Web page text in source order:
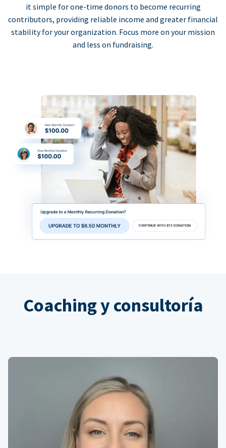
it simple for one-time donors to become recurring
contributors, providing reliable income and greater financial
stability for your organization. Focus more on your mission
and less on fundraising.
Coaching y consultoría